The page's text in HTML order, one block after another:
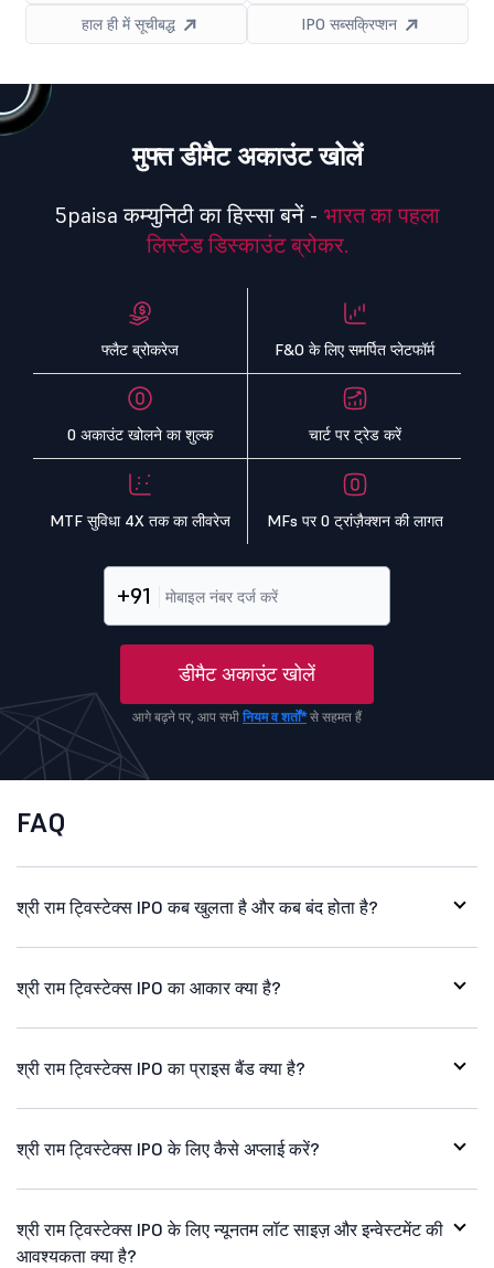
हाल ही में सूचीबद्ध IPO सब्सक्रिप्शन
मुफ्त डीमैट अकाउंट खोलें
5paisa कम्युनिटी का हिस्सा बनें - भारत का पहला
लिस्टेड डिस्काउंट ब्रोकर.
फ्लैट ब्रोकरेज F&O के लिए समर्पित प्लेटफॉर्म
0 अकाउंट खोलने का शुल्क चार्ट पर ट्रेड करें
MTF सुविधा 4X तक का लीवरेज MFs पर 0 ट्रांज़ैक्शन की लागत
+91
डीमैट अकाउंट खोलें
आगे बढ़ने पर, आप सभी नियम व शर्तों*से सहमत हैं
FAQ
श्री राम ट्विस्टेक्स IPO कब खुलता है और कब बंद होता है?
श्री राम ट्विस्टेक्स IPO का आकार क्या है?
श्री राम ट्विस्टेक्स IPO का प्राइस बैंड क्या है?
श्री राम ट्विस्टेक्स IPO के लिए कैसे अप्लाई करें?
श्री राम ट्विस्टेक्स IPO के लिए न्यूनतम लॉट साइज़ और इन्वेस्टमेंट की
आवश्यकता क्या है?